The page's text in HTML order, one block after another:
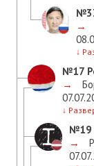
→
↓
№17
→
↓
№19
→